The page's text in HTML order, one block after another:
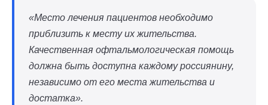
«Место лечения пациентов необходимо
приблизить к месту их жительства.
Качественная офтальмологическая помощь
должна быть доступна каждому россиянину,
независимо от его места жительства и
достатка».